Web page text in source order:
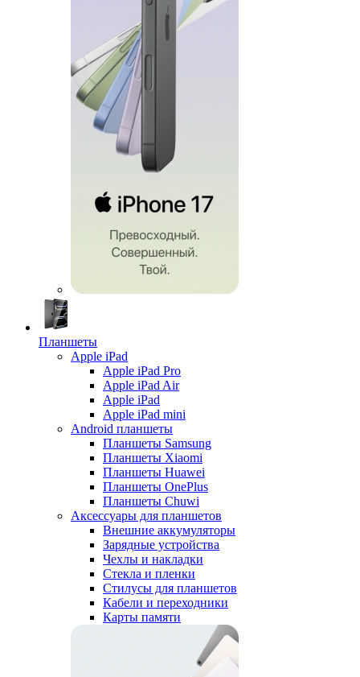
Планшеты
Apple iPad
Apple iPad Pro
Apple iPad Air
Apple iPad
Apple iPad mini
Android планшеты
Планшеты Samsung
Планшеты Xiaomi
Планшеты Huawei
Планшеты OnePlus
Планшеты Chuwi
Аксессуары для планшетов
Внешние аккумуляторы
Зарядные устройства
Чехлы и накладки
Стекла и пленки
Стилусы для планшетов
Кабели и переходники
Карты памяти